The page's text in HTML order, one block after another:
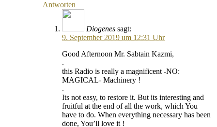
Antworten
Diogenes sagt:
9. September 2019 um 12:31 Uhr
Good Afternoon Mr. Sabtain Kazmi,
.
this Radio is really a magnificent -NO:
MAGICAL- Machinery !
.
Its not easy, to restore it. But its interesting and
fruitful at the end of all the work, which You
have to do. When everything necessary has been
done, You’ll love it !